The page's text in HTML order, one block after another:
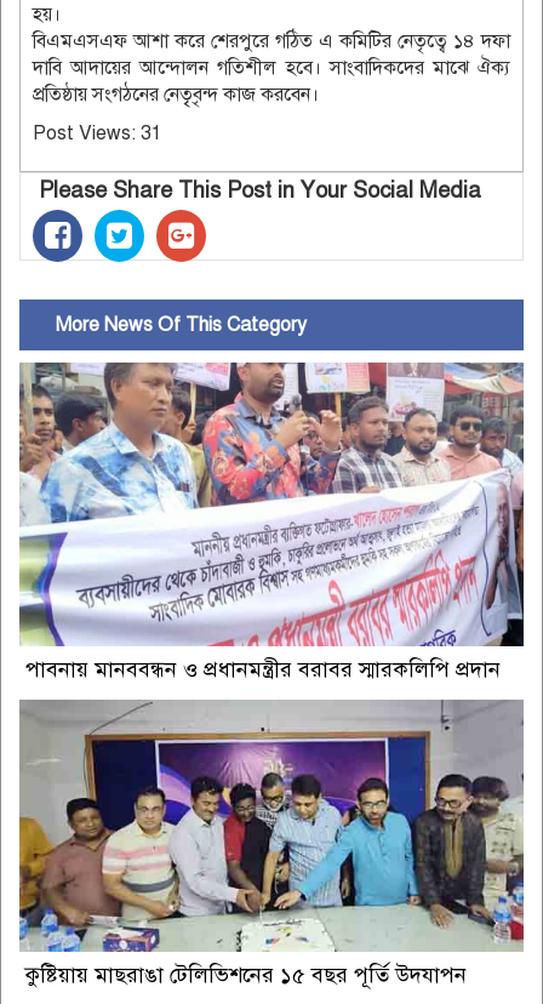
হয়।
বিএমএসএফ আশা করে শেরপুরে গঠিত এ কমিটির নেতৃত্বে ১৪ দফা
দাবি আদায়ের আন্দোলন গতিশীল হবে। সাংবাদিকদের মাঝে ঐক্য
প্রতিষ্ঠায় সংগঠনের নেতৃ্ৃবৃন্দ কাজ করবেন।
Post Views: 31
Please Share This Post in Your Social Media
More News Of This Category
পাবনায় মানববন্ধন ও প্রধানমন্ত্রীর বরাবর স্মারকলিপি প্রদান
কুষ্টিয়ায় মাছরাঙা টেলিভিশনের ১৫ বছর পূর্তি উদযাপন